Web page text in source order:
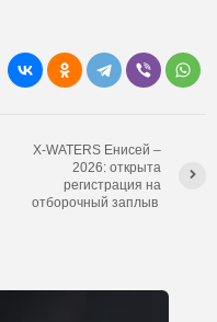
X-WATERS Енисей –
2026: открыта
регистрация на
отборочный заплыв